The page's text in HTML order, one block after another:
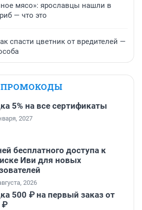
мясо»: ярославцы нашли в
— что это
спасти цветник от вредителей —
ПРОМОКОДЫ
5% на все сертификаты
2027
бесплатного доступа к
Иви для новых
2026
500 ₽ на первый заказ от
₽